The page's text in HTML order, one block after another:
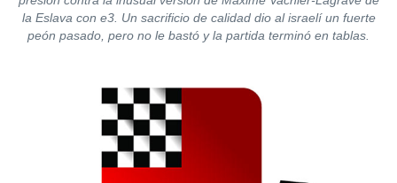
la Eslava con e3. Un sacrificio de calidad dio al israelí un fuerte
peón pasado, pero no le bastó y la partida terminó en tablas.